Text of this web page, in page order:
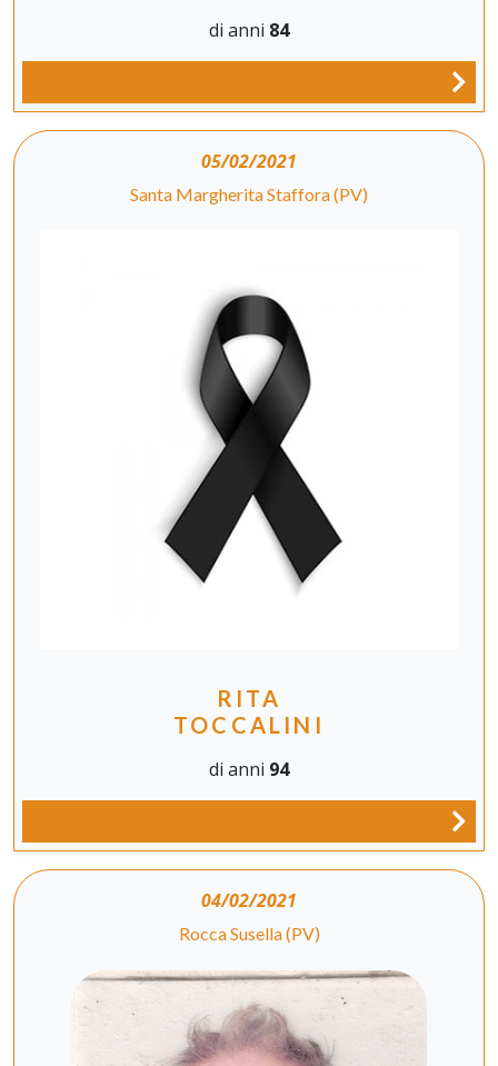
di anni 84
05/02/2021
Santa Margherita Staffora (PV)
RITA
TOCCALINI
di anni 94
04/02/2021
Rocca Susella (PV)